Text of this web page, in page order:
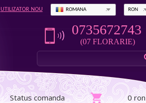
UTILIZATOR NOU ROMANA RON
0735672743
(07 FLORARIE)
0 ron
Status comanda